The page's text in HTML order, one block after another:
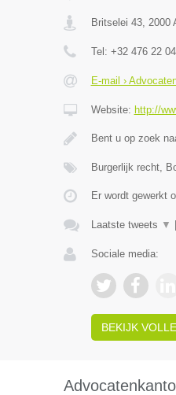
Britselei 43, 2000
Tel: +32 476 22
E-mail ›
Website: http://
Bent u op zoek
Burgerlijk recht,
Er wordt gewerkt
Laatste tweets ▼
Sociale media:
BEKIJK